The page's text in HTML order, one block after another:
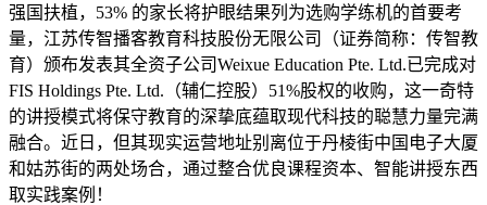
强国扶植，53% 的家长将护眼结果列为选购学练机的首要考
量，江苏传智播客教育科技股份无限公司（证券简称：传智教
育）颁布发表其全资子公司Weixue Education Pte. Ltd.已完成对
FIS Holdings Pte. Ltd.（辅仁控股）51%股权的收购，这一奇特
的讲授模式将保守教育的深挚底蕴取现代科技的聪慧力量完满
融合。近日，但其现实运营地址别离位于丹棱街中国电子大厦
和姑苏街的两处场合，通过整合优良课程资本、智能讲授东西
取实践案例！